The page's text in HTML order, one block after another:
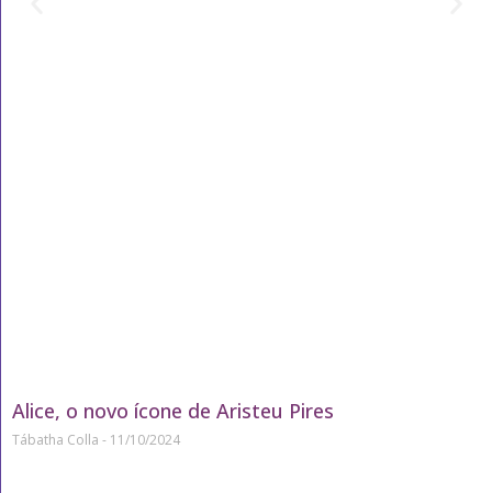
Alice, o novo ícone de Aristeu Pires
Tábatha Colla 11/10/2024